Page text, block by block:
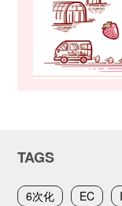
TAGS
6次化 EC